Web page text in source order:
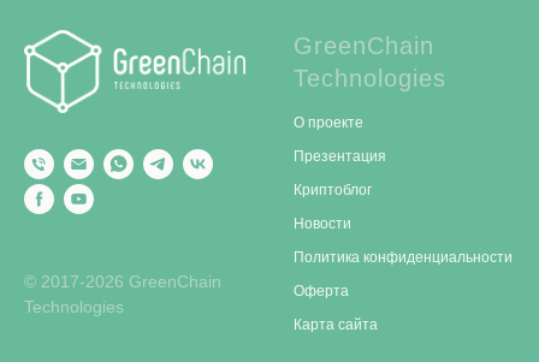
© 2017-2026 GreenChain
Technologies
GreenChain
Technologies
О проекте
Презентация
Криптоблог
Новости
Политика конфиденциальности
Оферта
Карта сайта